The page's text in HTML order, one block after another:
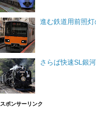
進む鉄道用前照
さらば快速SL銀
スポンサーリンク